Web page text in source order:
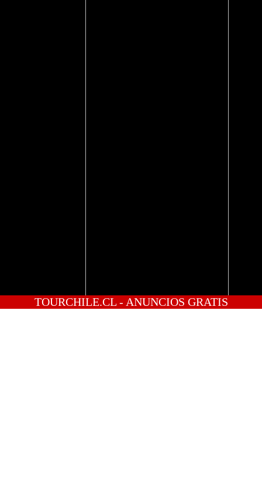
TOURCHILE.CL - ANUNCIOS GRATIS